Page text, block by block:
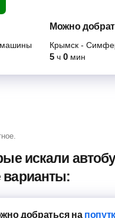
Можно
Крымск -
5 ч 0 мин
искали
добратьсяна